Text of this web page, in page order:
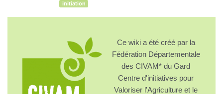
initiation
Ce wiki a été créé par la
Fédération Départementale
des CIVAM* du Gard
Centre d'initiatives pour
Valoriser l'Agriculture et le